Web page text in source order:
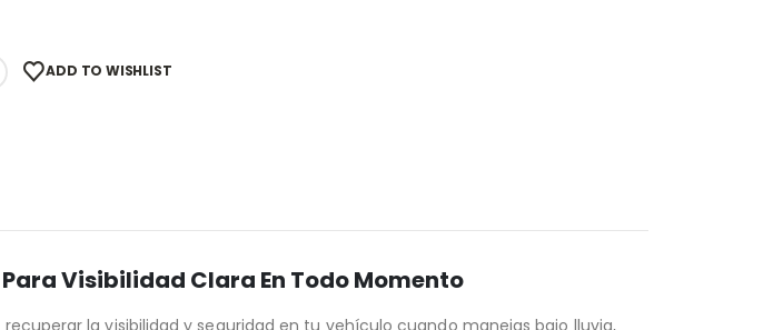
ADD TO WISHLIST
Visibilidad Clara En Todo Momento